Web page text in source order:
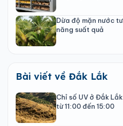
Dừa độ mặn nước
năng suất quả
Bài viết về Đắk Lắk
Chỉ số UV ở Đắk
từ 11:00 đến 15:00